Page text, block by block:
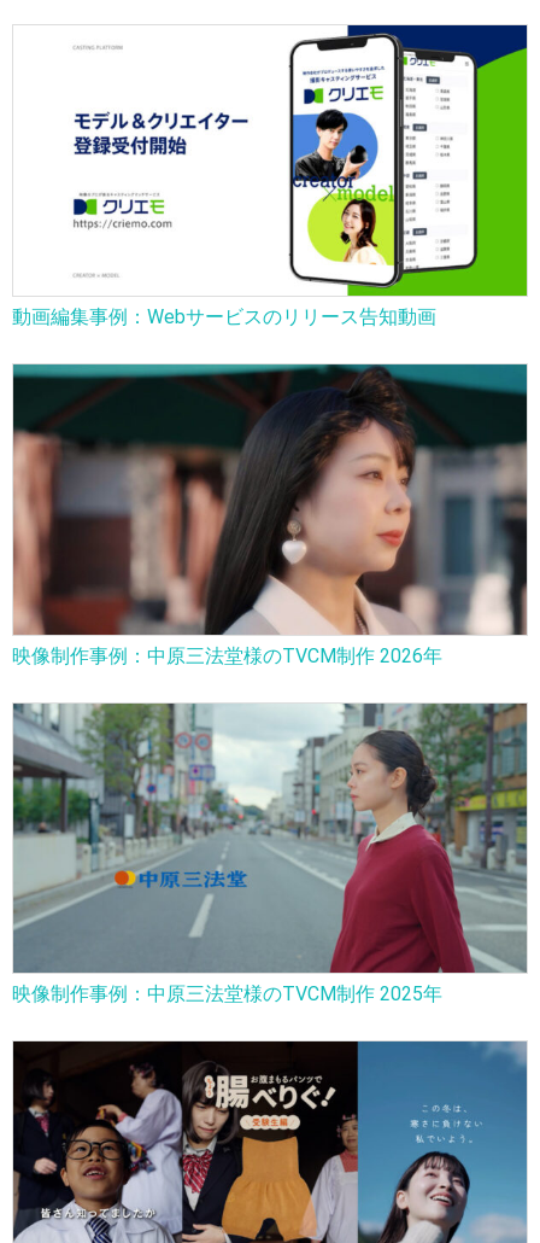
動画編集事例：Webサービスのリリース告知動画
映像制作事例：中原三法堂様のTVCM制作 2026年
映像制作事例：中原三法堂様のTVCM制作 2025年